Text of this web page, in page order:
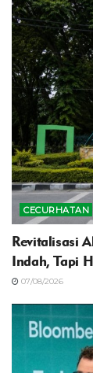
CECURHATAN
Revitalisasi
Indah, Tapi
07/08/2026